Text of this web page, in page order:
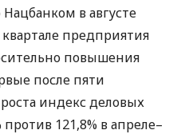
в августе
предприятия
повышения
после пяти
индекс деловых
121,8% в апреле–